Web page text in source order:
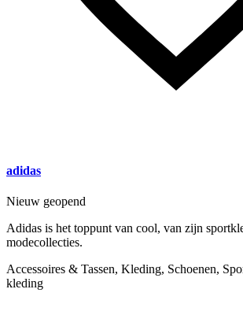
adidas
Nieuw geopend
Adidas is het toppunt van cool, van zijn
modecollecties.
Accessoires & Tassen, Kleding, Schoenen,
kleding